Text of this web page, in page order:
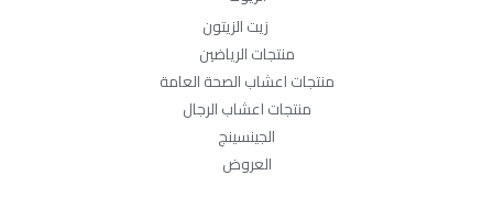
زيت الزيتون
منتجات الرياضين
منتجات اعشاب الصحة العامة
منتجات اعشاب الرجال
الجينسينج
العروض